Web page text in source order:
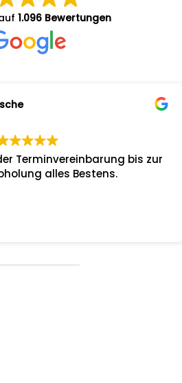
1.096 Bewertungen
Terminvereinbarung bis zur
alles Bestens.